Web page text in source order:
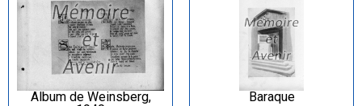
Album de Weinsberg,
Baraque